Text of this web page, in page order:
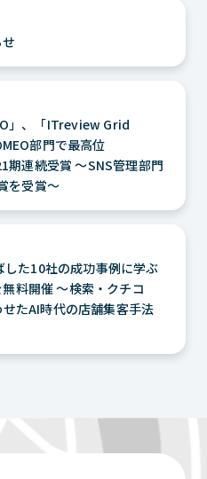
」、「ITreview Grid
部門で最高位
期連続受賞 ～SNS管理部門
を受賞～
した10社の成功事例に学ぶ
料開催 ～検索・クチコ
たAI時代の店舗集客手法